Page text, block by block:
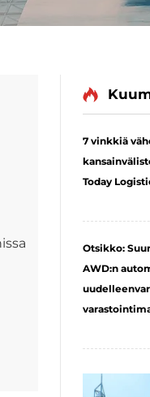
7 vinkkiä
Today
Otsikko:
AWD:n